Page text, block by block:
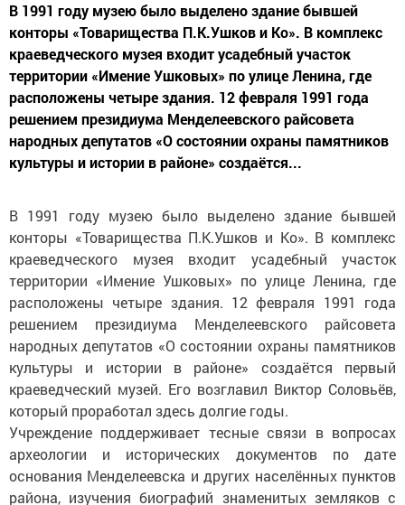
В 1991 году музею было выделено здание бывшей
конторы «Товарищества П.К.Ушков и Ко». В комплекс
краеведческого музея входит усадебный участок
территории «Имение Ушковых» по улице Ленина, где
расположены четыре здания. 12 февраля 1991 года
решением президиума Менделеевского райсовета
народных депутатов «О состоянии охраны памятников
культуры и истории в районе» создаётся...
В 1991 году музею было выделено здание бывшей
конторы «Товарищества П.К.Ушков и Ко». В комплекс
краеведческого музея входит усадебный участок
территории «Имение Ушковых» по улице Ленина, где
расположены четыре здания. 12 февраля 1991 года
решением президиума Менделеевского райсовета
народных депутатов «О состоянии охраны памятников
культуры и истории в районе» создаётся первый
краеведческий музей. Его возглавил Виктор Соловьёв,
который проработал здесь долгие годы.
Учреждение поддерживает тесные связи в вопросах
археологии и исторических документов по дате
основания Менделеевска и других населённых пунктов
района, изучения биографий знаменитых земляков с